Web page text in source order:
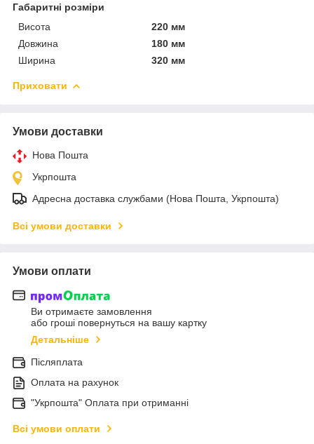
Габаритні розміри
Висота
220 мм
Довжина
180 мм
Ширина
320 мм
Приховати
Умови доставки
Нова Пошта
Укрпошта
Адресна доставка службами (Нова Пошта, Укрпошта)
Всі умови доставки
Умови оплати
Ви отримаєте замовлення
або гроші повернуться на вашу картку
Детальніше
Післяплата
Оплата на рахунок
"Укрпошта" Оплата при отриманні
Всі умови оплати